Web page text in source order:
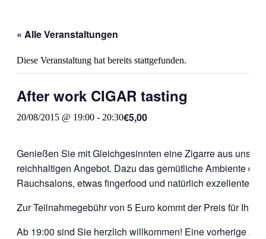
« Alle Veranstaltungen
Diese Veranstaltung hat bereits stattgefunden.
After work CIGAR tasting
20/08/2015 @ 19:00 - 20:30€5,00
Genießen Sie mit Gleichgesinnten eine Zigarre aus
reichhaltigen Angebot. Dazu das gemütliche Ambiente des
Rauchsalons, etwas fingerfood und natürlich exzellente
Zur Teilnahmegebühr von 5 Euro kommt der Preis für Ihre
Ab 19:00 sind Sie herzlich willkommen! Eine vorherige